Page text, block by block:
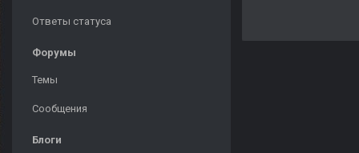
Ответы статуса
Форумы
Темы
Сообщения
Блоги